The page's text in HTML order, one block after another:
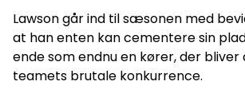
Lawson går ind til sæsonen med
at han enten kan cementere sin
ende som endnu en kører, der bliver
teamets brutale konkurrence.